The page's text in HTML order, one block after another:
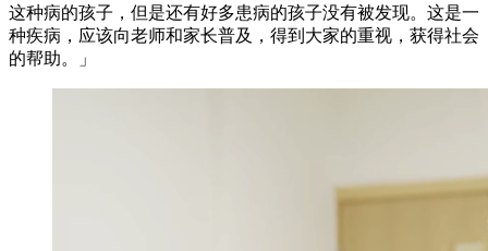
这种病的孩子，但是还有好多患病的孩子没有被发现。这是一
种疾病，应该向老师和家长普及，得到大家的重视，获得社会
的帮助。」